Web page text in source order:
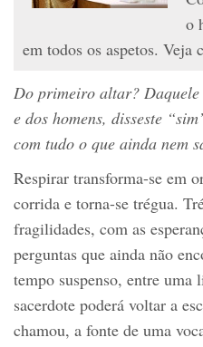
o
em todos os aspetos.
Do primeiro altar? Daquele
e dos homens, disseste
com tudo o que ainda nem
Respirar transforma-se em
corrida e torna-se trégua.
fragilidades, com as
perguntas que ainda não
tempo suspenso, entre
sacerdote poderá voltar a
chamou, a fonte de uma